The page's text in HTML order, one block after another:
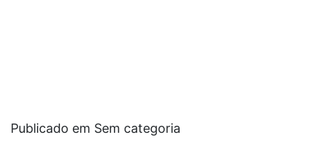
Publicado em Sem categoria